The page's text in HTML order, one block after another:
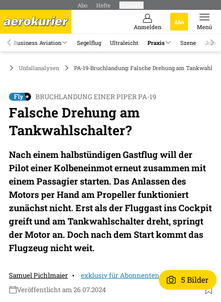
Abo Hefte
Anmelden
Abo
Menü
Business Aviation Segelflug Ultraleicht Praxis Szene Jobs
Unfallanalysen PA-19-Bruchlandung: Falsche Drehung am
BRUCHLANDUNG EINER PIPER PA-19
Falsche Drehung am
Tankwahlschalter?
Nach einem halbstündigen Gastflug will der
Pilot einer Kolbeneinmot erneut zusammen mit
einem Passagier starten. Das Anlassen des
Motors per Hand am Propeller funktioniert
zunächst nicht. Erst als der Fluggast ins Cockpit
greift und am Tankwahlschalter dreht, springt
der Motor an. Doch nach dem Start kommt das
Flugzeug nicht weit.
Samuel Pichlmaier
exklusiv für Abonnenten
Veröffentlicht am 26.07.2024
Foto: BFU
5 Bilder